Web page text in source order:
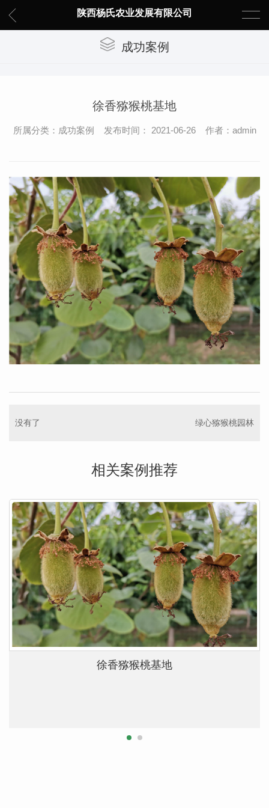
陕西杨氏农业发展有限公司
成功案例
徐香猕猴桃基地
所属分类：成功案例 发布时间： 2021-06-26 作者：admin
没有了 绿心猕猴桃园林
相关案例推荐
徐香猕猴桃基地